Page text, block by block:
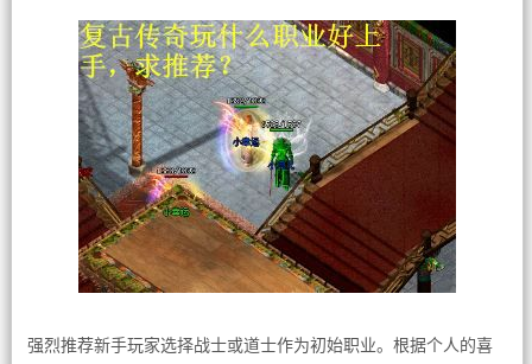
强烈推荐新手玩家选择战士或道士作为初始职业。根据个人的喜